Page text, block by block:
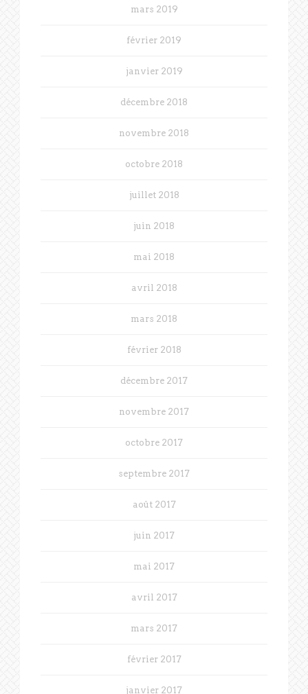
mars 2019
février 2019
janvier 2019
décembre 2018
novembre 2018
octobre 2018
juillet 2018
juin 2018
mai 2018
avril 2018
mars 2018
février 2018
décembre 2017
novembre 2017
octobre 2017
septembre 2017
août 2017
juin 2017
mai 2017
avril 2017
mars 2017
février 2017
janvier 2017